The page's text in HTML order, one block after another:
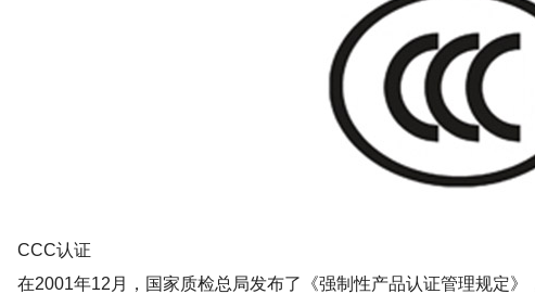
认证
2001年12月，国家质检总局发布了《强制性产品认证管理规定》